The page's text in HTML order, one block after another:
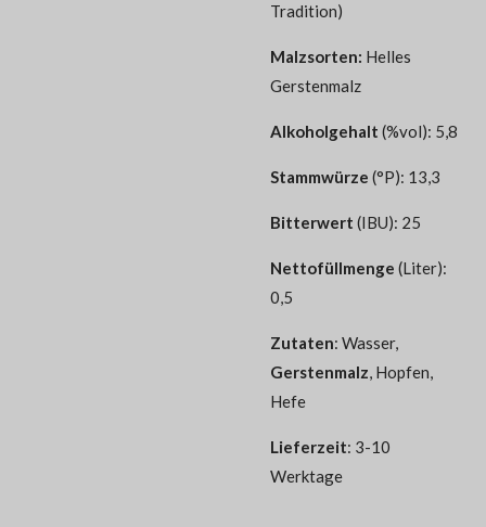
Tradition)
Malzsorten: Helles
Gerstenmalz
Alkoholgehalt (%vol): 5,8
Stammwürze (°P): 13,3
Bitterwert (IBU): 25
Nettofüllmenge (Liter):
0,5
Zutaten: Wasser,
Gerstenmalz, Hopfen,
Hefe
Lieferzeit: 3-10
Werktage